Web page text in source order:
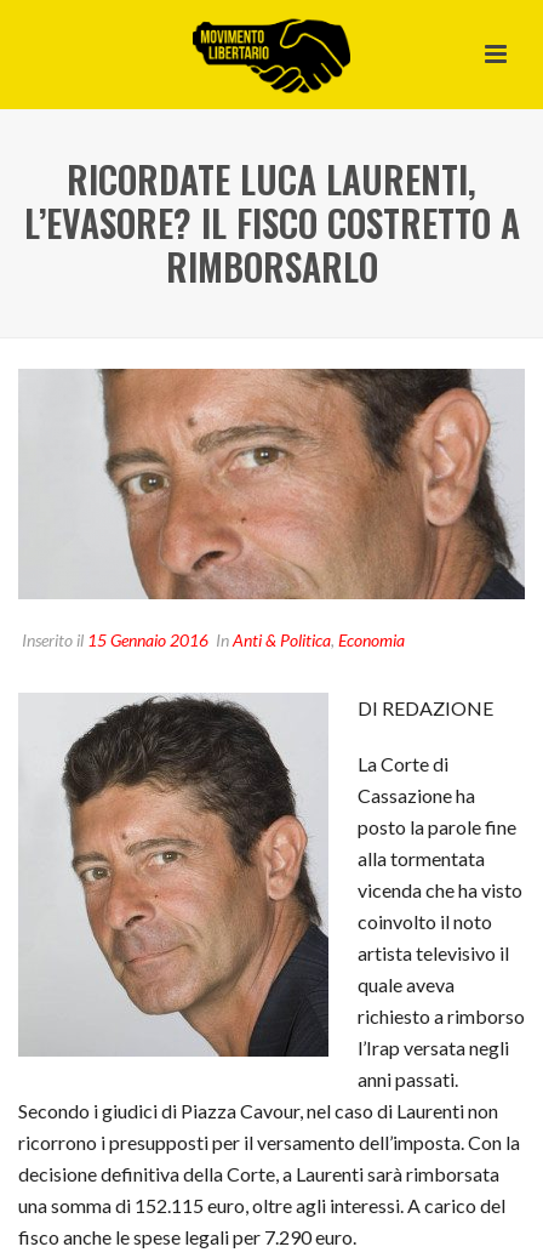
RICORDATE LUCA LAURENTI,
L’EVASORE? IL FISCO COSTRETTO A
RIMBORSARLO
Inserito il 15 Gennaio 2016 InAnti & Politica, Economia
DI REDAZIONE
La Corte di
Cassazione ha
posto la parole fine
alla tormentata
vicenda che ha visto
coinvolto il noto
artista televisivo il
quale aveva
richiesto a rimborso
l’Irap versata negli
anni passati.
Secondo i giudici di Piazza Cavour, nel caso di Laurenti non
ricorrono i presupposti per il versamento dell’imposta. Con la
decisione definitiva della Corte, a Laurenti sarà rimborsata
una somma di 152.115 euro, oltre agli interessi. A carico del
fisco anche le spese legali per 7.290 euro.